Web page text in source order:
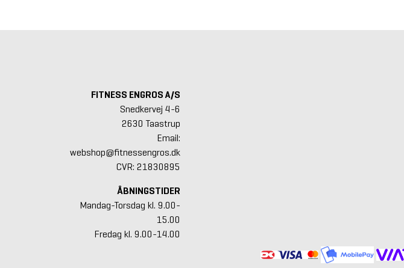
FITNESS ENGROS A/S
Snedkervej 4-6
2630 Taastrup
Email:
webshop@fitnessengros.dk
CVR: 21830895
ÅBNINGSTIDER
Mandag-Torsdag kl. 9.00-
15.00
Fredag kl. 9.00-14.00